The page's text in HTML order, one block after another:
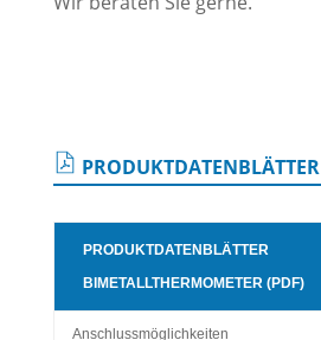
PRODUKTDATENBLÄTTER
PRODUKTDATENBLÄTTER
BIMETALLTHERMOMETER (PDF)
Anschlussmöglichkeiten